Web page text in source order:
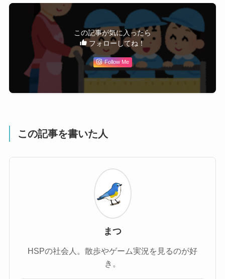
この記事が気に入ったら
フォローしてね！
Follow Me
この記事を書いた人
まつ
HSPの社会人。散歩やゲーム実況を見るのが好
き。